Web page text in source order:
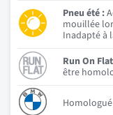
Pneu été :
mouillée
Inadapté à
Run On
être